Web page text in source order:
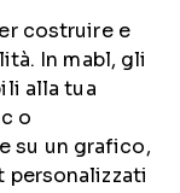
costruire e
In mabl, gli
alla tua
o
su un grafico,
personalizzati